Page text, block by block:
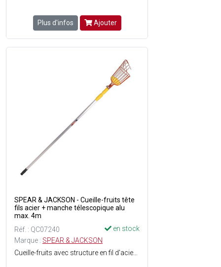
Plus d'infos Ajouter
SPEAR & JACKSON - Cueille-fruits tête
fils acier + manche télescopique alu
max. 4m
Réf. : QC07240
en stock
Marque : SPEAR & JACKSON